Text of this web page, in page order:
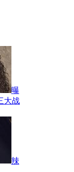
曝
大战
辣